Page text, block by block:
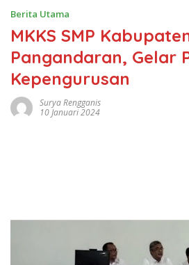
Berita Utama
MKKS SMP
Pangandaran, Gelar
Kepengurusan
Surya Rengganis
10 Januari 2024